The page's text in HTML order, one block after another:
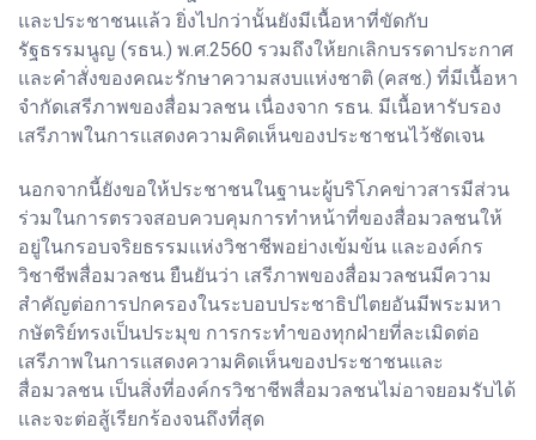
และประชาชนแล้ว ยิ่งไปกว่านั้นยังมีเนื้อหาที่ขัดกับ
รัฐธรรมนูญ (รธน.) พ.ศ.2560 รวมถึงให้ยกเลิกบรรดาประกาศ
และคำสั่งของคณะรักษาความสงบแห่งชาติ (คสช.) ที่มีเนื้อหา
จำกัดเสรีภาพของสื่อมวลชน เนื่องจาก รธน. มีเนื้อหารับรอง
เสรีภาพในการแสดงความคิดเห็นของประชาชนไว้ชัดเจน
นอกจากนี้ยังขอให้ประชาชนในฐานะผู้บริโภคข่าวสารมีส่วน
ร่วมในการตรวจสอบควบคุมการทำหน้าที่ของสื่อมวลชนให้
อยู่ในกรอบจริยธรรมแห่งวิชาชีพอย่างเข้มข้น และองค์กร
วิชาชีพสื่อมวลชน ยืนยันว่า เสรีภาพของสื่อมวลชนมีความ
สำคัญต่อการปกครองในระบอบประชาธิปไตยอันมีพระมหา
กษัตริย์ทรงเป็นประมุข การกระทำของทุกฝ่ายที่ละเมิดต่อ
เสรีภาพในการแสดงความคิดเห็นของประชาชนและ
สื่อมวลชน เป็นสิ่งที่องค์กรวิชาชีพสื่อมวลชนไม่อาจยอมรับได้
และจะต่อสู้เรียกร้องจนถึงที่สุด